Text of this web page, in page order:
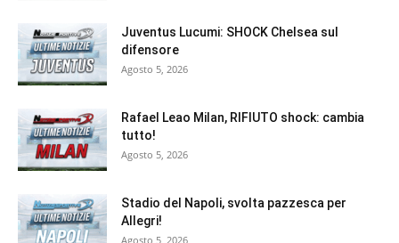
Juventus Lucumi: SHOCK Chelsea sul
difensore
Agosto 5, 2026
Rafael Leao Milan, RIFIUTO shock: cambia
tutto!
Agosto 5, 2026
Stadio del Napoli, svolta pazzesca per
Allegri!
Agosto 5, 2026